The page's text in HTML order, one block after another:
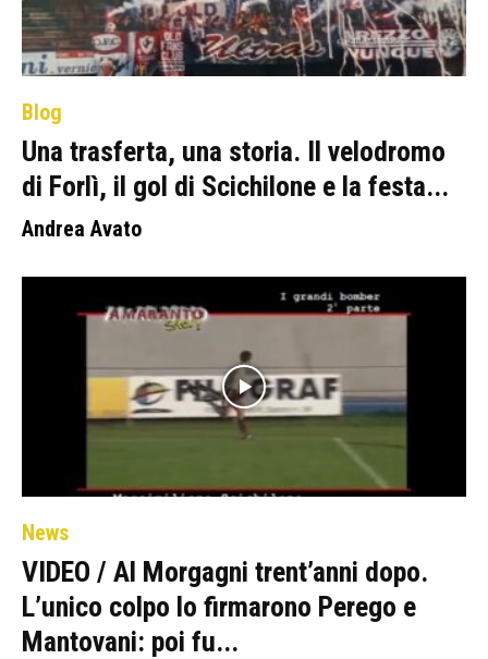
Blog
Una trasferta, una storia. Il velodromo
di Forlì, il gol di Scichilone e la festa...
Andrea Avato
News
VIDEO / Al Morgagni trent’anni dopo.
L’unico colpo lo firmarono Perego e
Mantovani: poi fu...